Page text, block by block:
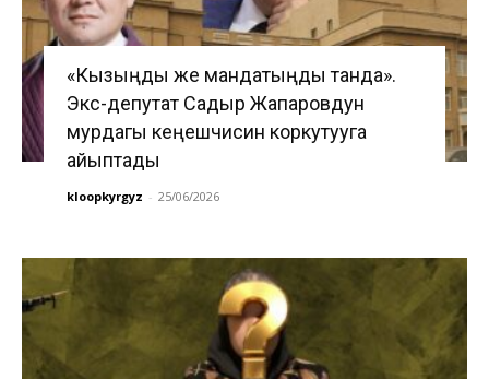
«Кызыңды же мандатыңды танда».
Экс-депутат Садыр Жапаровдун
мурдагы кеңешчисин коркутууга
айыптады
kloopkyrgyz - 25/06/2026